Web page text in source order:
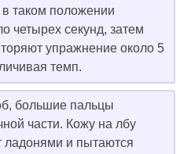
таком положении
четырех секунд, затем
упражнение около 5
темп.
большие пальцы
части. Кожу на лбу
ладонями и пытаются